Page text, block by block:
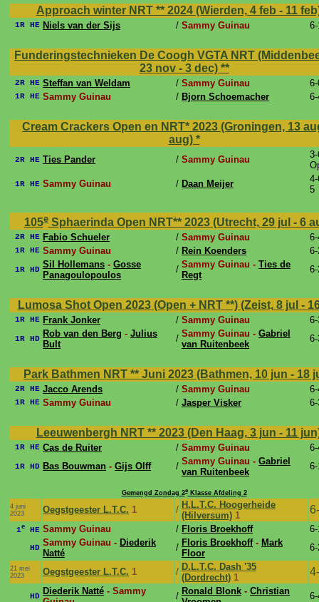
Approach winter NRT ** 2024 (Wierden, 4 feb - 11
1R HE Niels van der Sijs / Sammy Guinau
Funderingstechnieken De Coogh VGTA NRT
23 nov - 3 dec) **
2R HE Steffan van Weldam / Sammy Guinau
1R HE Sammy Guinau / Bjorn Schoemacher
Cream Crackers Open en NRT* 2023 (Groningen, 13
aug) *
2R HE Ties Pander / Sammy Guinau
1R HE Sammy Guinau / Daan Meijer
5
105eSphaerinda Open NRT** 2023 (Utrecht, 29 jul - 6
2R HE Fabio Schueler / Sammy Guinau
1R HE Sammy Guinau / Rein Koenders
1R HD Sil Hollemans - Gosse
Panagoulopoulos
/ Sammy Guinau - Ties de
Regt
Lumosa Shot Open 2023 (Open + NRT **) (Zeist, 8 jul -
1R HE Frank Jonker / Sammy Guinau
1R HD Rob van den Berg - Julius
Bult
/ Sammy Guinau - Gabriel
van Ruitenbeek
Park Bathmen NRT ** Juni 2023 (Bathmen, 10 jun - 18
2R HE Jacco Arends / Sammy Guinau
1R HE Sammy Guinau / Jasper Visker
Leeuwenbergh NRT ** 2023 (Den Haag, 3 jun - 11
1R HE Cas de Ruiter / Sammy Guinau
1R HD Bas Bouwman - Gijs Olff / Sammy Guinau - Gabriel
van Ruitenbeek
Gemengd Zondag 2eKlasse Afdeling 2
4 juni
2023
Oegstgeester L.T.C. 1 / H.L.T.C. Hoogerheide
(Hilversum) 1
1e HE Sammy Guinau / Floris Broekhoff
HD Sammy Guinau - Diederik
Natté
/ Floris Broekhoff- Mark
Floor
21 mei
2023
Oegstgeester L.T.C. 1 / D.L.T.C. Dash '35
(Dordrecht) 1
HD Diederik Natté - Sammy
/ Ronald Blonk - Christian